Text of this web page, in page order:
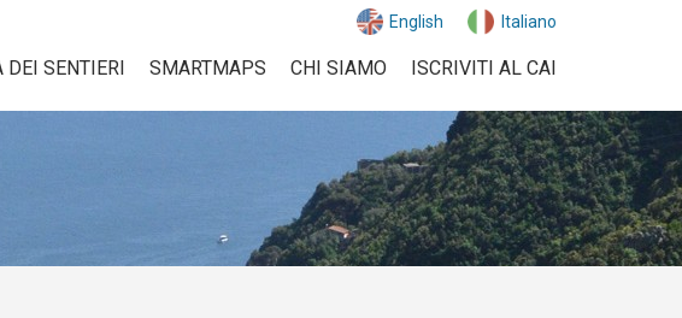
English Italiano
DEI SENTIERI SMARTMAPS CHI SIAMO ISCRIVITI AL CAI